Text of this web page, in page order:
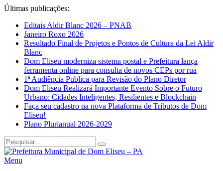
Últimas publicações:
Editais Aldir Blanc 2026 – PNAB
Janeiro Roxo 2026
Resultado Final de Projetos e Pontos de Cultura da Lei Aldir
Blanc
Dom Eliseu moderniza sistema postal e Prefeitura lança
ferramenta online para consulta de novos CEPs por rua
1ª Audiência Publica para Revisão do Plano Diretor
Dom Eliseu Realizará Importante Evento Sobre o Futuro
Urbano: Cidades Inteligentes, Resilientes e Blockchain
Faça seu cadastro na nova Plataforma de Tributos de Dom
Eliseu!
Plano Plurianual 2026-2029
Menu